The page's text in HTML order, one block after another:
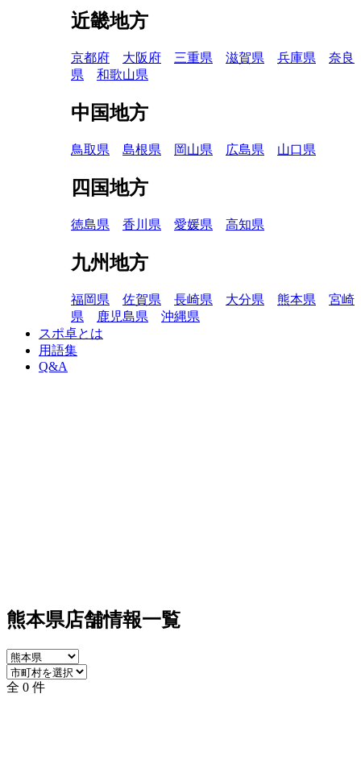
近畿地方
京都府 大阪府 三重県 滋賀県 兵庫県
奈良
県
和歌山県
中国地方
鳥取県 島根県 岡山県 広島県 山口県
四国地方
徳島県 香川県 愛媛県 高知県
九州地方
福岡県 佐賀県 長崎県 大分県 熊本県
宮崎
県
鹿児島県
沖縄県
スポ卓とは
用語集
Q&A
熊本県店舗情報一覧
全 0 件